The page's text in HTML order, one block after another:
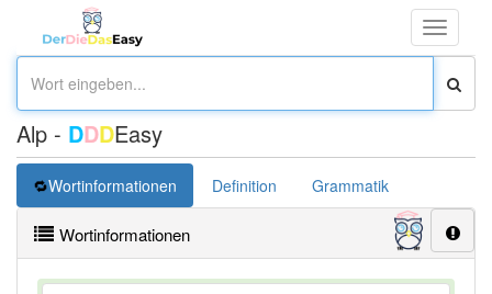
Toggle
Alp - DDDEasy
Wortinformationen Definition Grammatik
Wortinformationen